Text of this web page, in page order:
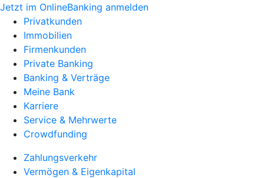
Jetzt im OnlineBanking anmelden
Privatkunden
Immobilien
Firmenkunden
Private Banking
Banking & Verträge
Meine Bank
Karriere
Service & Mehrwerte
Crowdfunding
Zahlungsverkehr
Vermögen & Eigenkapital